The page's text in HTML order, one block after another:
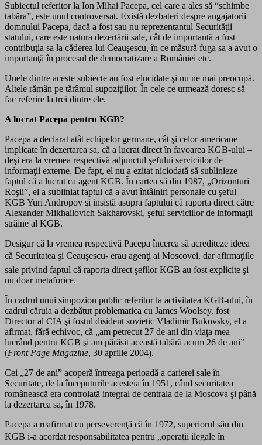
Subiectul referitor la Ion Mihai Pacepa, cel care a ales să “schimbe
tabăra”, este unul controversat. Există dezbateri despre angajatorii
domnului Pacepa, dacă a fost sau nu reprezentantul Securităţii
statului, care este natura dezertării sale, cât de importantă a fost
contribuţia sa la căderea lui Ceauşescu, în ce măsură fuga sa a avut o
importanţă în procesul de democratizare a României etc.
Unele dintre aceste subiecte au fost elucidate şi nu ne mai preocupă.
Altele rămân pe tărâmul supoziţiilor. În cele ce urmează doresc să
fac referire la trei dintre ele.
A lucrat Pacepa pentru KGB?
Pacepa a declarat atât echipelor germane, cât şi celor americane
implicate în dezertarea sa, că a lucrat direct în favoarea KGB-ului –
deşi era la vremea respectivă adjunctul şefului serviciilor de
informaţii externe. De fapt, el nu a ezitat niciodată să sublinieze
faptul că a lucrat ca agent KGB. În cartea să din 1987, „Orizonturi
Roşii”, el a subliniat faptul că a avut întâlniri personale cu şeful
KGB Yuri Andropov şi insistă asupra faptului că raporta direct către
Alexander Mikhailovich Sakharovski, şeful serviciilor de informaţii
străine al KGB.
Desigur că la vremea respectivă Pacepa încerca să acrediteze ideea
că Securitatea şi Ceauşescu- erau agenţi ai Moscovei, dar afirmaţiile
sale privind faptul că raporta direct şefilor KGB au fost explicite şi
nu doar metaforice.
În cadrul unui simpozion public referitor la activitatea KGB-ului, în
cadrul căruia a dezbătut problematica cu James Woolsey, fost
Director al CIA şi fostul disident sovietic Vladimir Bukovsky, el a
afirmat, fără echivoc, că „am petrecut 27 de ani din viaţa mea
lucrând pentru KGB şi am părăsit această tabără acum 26 de ani”
(Front Page Magazine, 30 aprilie 2004).
Cei „27 de ani” acoperă întreaga perioadă a carierei sale în
Securitate, de la începuturile acesteia în 1951, când securitatea
românească era controlată integral de centrala de la Moscova şi până
la dezertarea sa, în 1978.
Pacepa a reafirmat cu perseverenţă că în 1972, superiorul său din
KGB i-a acordat responsabilitatea pentru „operaţii ilegale în